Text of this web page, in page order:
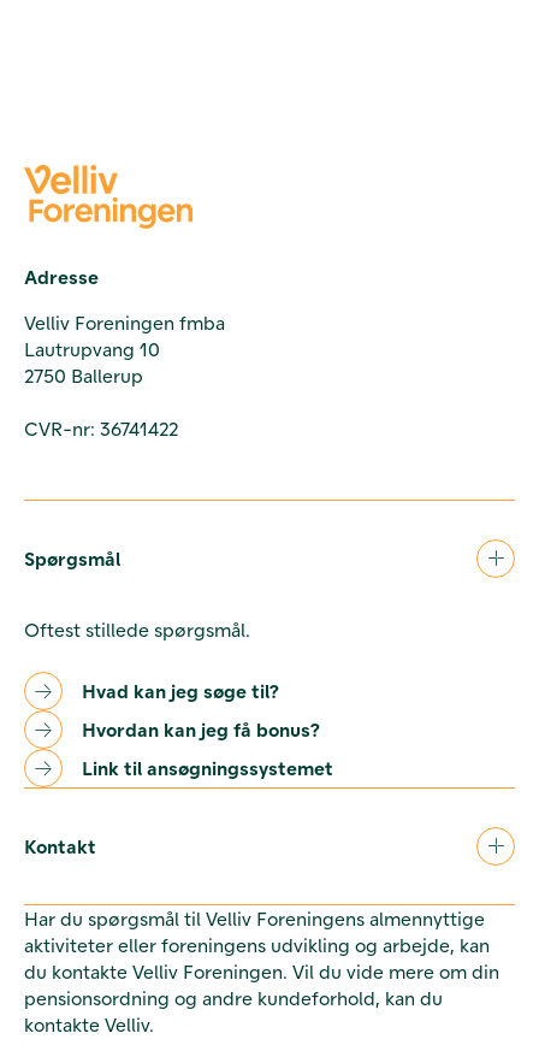
Adresse
Velliv Foreningen fmba
Lautrupvang 10
2750 Ballerup
CVR-nr: 36741422
Spørgsmål
Oftest stillede spørgsmål.
Hvad kan jeg søge til?
Hvordan kan jeg få bonus?
Link til ansøgningssystemet
Kontakt
Har du spørgsmål til Velliv Foreningens almennyttige
aktiviteter eller foreningens udvikling og arbejde, kan
du kontakte Velliv Foreningen. Vil du vide mere om din
pensionsordning og andre kundeforhold, kan du
kontakte Velliv.